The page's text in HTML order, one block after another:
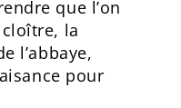
que l’on
la
l’abbaye,
pour